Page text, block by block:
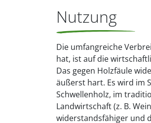
Nutzung
Die umfangreiche
hat, ist auf die
Das gegen Holzfäule
äußerst hart. Es wird im
Schwellenholz, im
Landwirtschaft (z. B.
widerstandsfähiger und